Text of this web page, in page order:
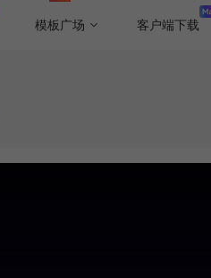
模板广场 客户端下载